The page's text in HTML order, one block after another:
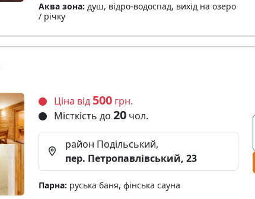
Аква зона: душ, відро-водоспад, вихід на озеро
/ річку
Ціна від 500грн.
Місткість до 20чол.
район Подільський,
пер. Петропавлівський, 23
Парна: руська баня, фінська сауна